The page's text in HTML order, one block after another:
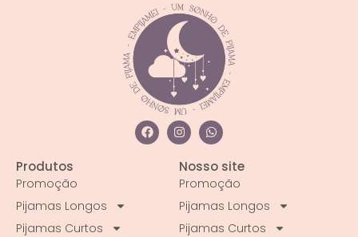
Produtos
Promoção
Pijamas Longos
Pijamas Curtos
Nosso site
Promoção
Pijamas Longos
Pijamas Curtos